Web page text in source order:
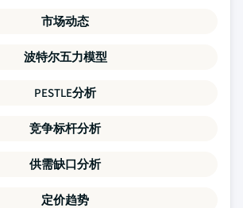
市场动态
波特尔五力模型
PESTLE分析
竞争标杆分析
供需缺口分析
定价趋势